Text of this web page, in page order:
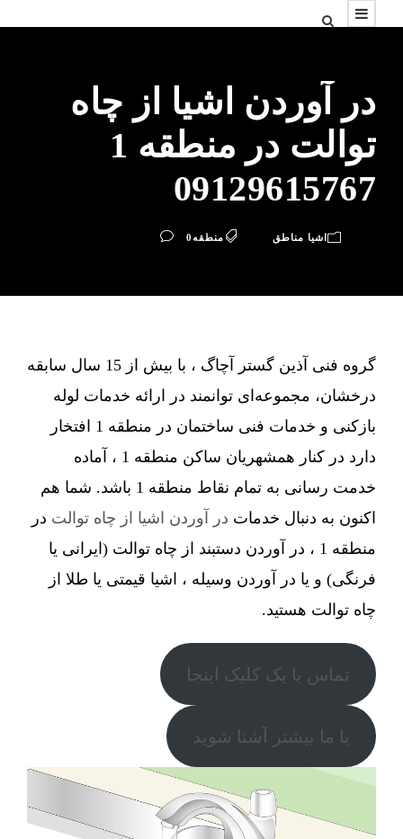
در آوردن اشیا از چاه
توالت در منطقه 1
09129615767
اشیا مناطق منطقه0
گروه فنی آذین گستر آچاگ ، با بیش از 15 سال سابقه
درخشان، مجموعه‌ای توانمند در ارائه خدمات لوله
بازکنی و خدمات فنی ساختمان در منطقه 1 افتخار
دارد در کنار همشهریان ساکن منطقه 1 ، آماده
خدمت رسانی به تمام نقاط منطقه 1 باشد. شما هم
اکنون به دنبال خدمات در آوردن اشیا از چاه توالت در
منطقه 1 ، در آوردن دستبند از چاه توالت (ایرانی یا
فرنگی) و یا در آوردن وسیله ، اشیا قیمتی یا طلا از
چاه توالت هستید.
تماس با یک کلیک اینجا
با ما بیشتر آشنا شوید